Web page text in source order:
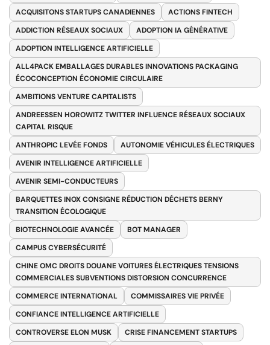
ACQUISITONS STARTUPS CANADIENNES
ACTIONS FINTECH
ADDICTION RÉSEAUX SOCIAUX
ADOPTION IA GÉNÉRATIVE
ADOPTION INTELLIGENCE ARTIFICIELLE
ALL4PACK EMBALLAGES DURABLES INNOVATIONS PACKAGING
ÉCOCONCEPTION ÉCONOMIE CIRCULAIRE
AMBITIONS VENTURE CAPITALISTS
ANDREESSEN HOROWITZ TWITTER INFLUENCE RÉSEAUX SOCIAUX
CAPITAL RISQUE
ANTHROPIC LEVÉE FONDS
AUTONOMIE VÉHICULES ÉLECTRIQUES
AVENIR INTELLIGENCE ARTIFICIELLE
AVENIR SEMI-CONDUCTEURS
BARQUETTES INOX CONSIGNE RÉDUCTION DÉCHETS BERNY
TRANSITION ÉCOLOGIQUE
BIOTECHNOLOGIE AVANCÉE
BOT MANAGER
CAMPUS CYBERSÉCURITÉ
CHINE OMC DROITS DOUANE VOITURES ÉLECTRIQUES TENSIONS
COMMERCIALES SUBVENTIONS DISTORSION CONCURRENCE
COMMERCE INTERNATIONAL
COMMISSAIRES VIE PRIVÉE
CONFIANCE INTELLIGENCE ARTIFICIELLE
CONTROVERSE ELON MUSK
CRISE FINANCEMENT STARTUPS